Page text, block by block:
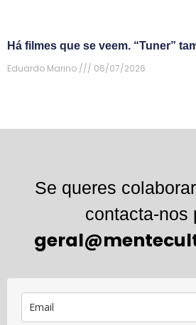
Há filmes que se veem. “Tuner”
Eduardo Marino
06/07/2026
Se queres
contacta-nos